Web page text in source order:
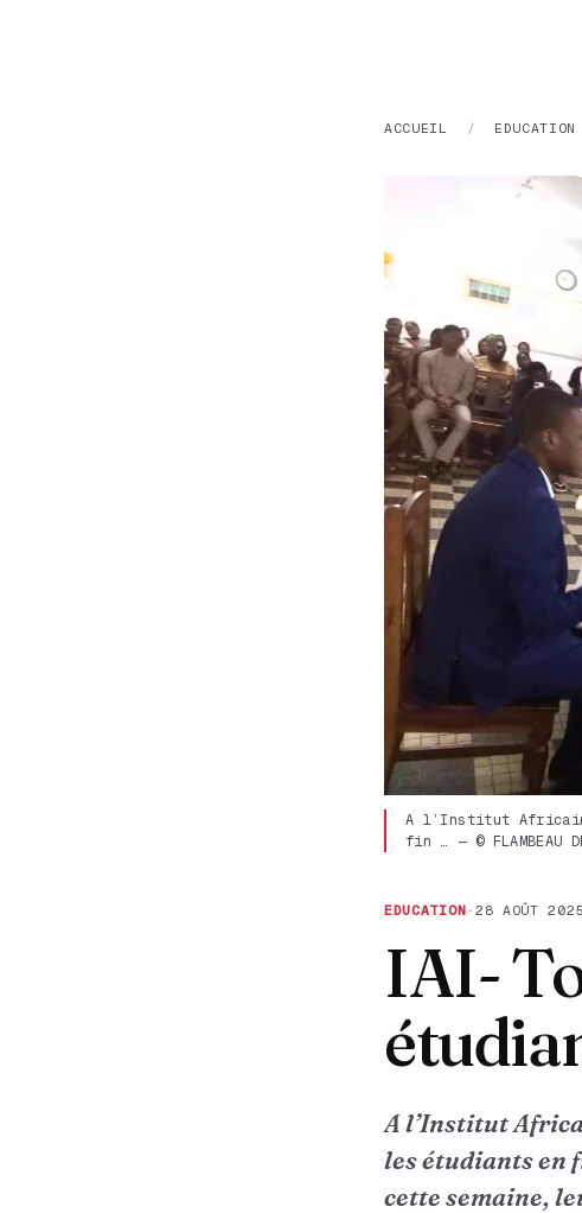
ACCUEIL / EDUCATION
A l’Institut Africain
fin … — © FLAMBEAU
EDUCATION · 28 AOÛT 2025
IAI-
A l’Institut
les étudiants en
cette semaine,